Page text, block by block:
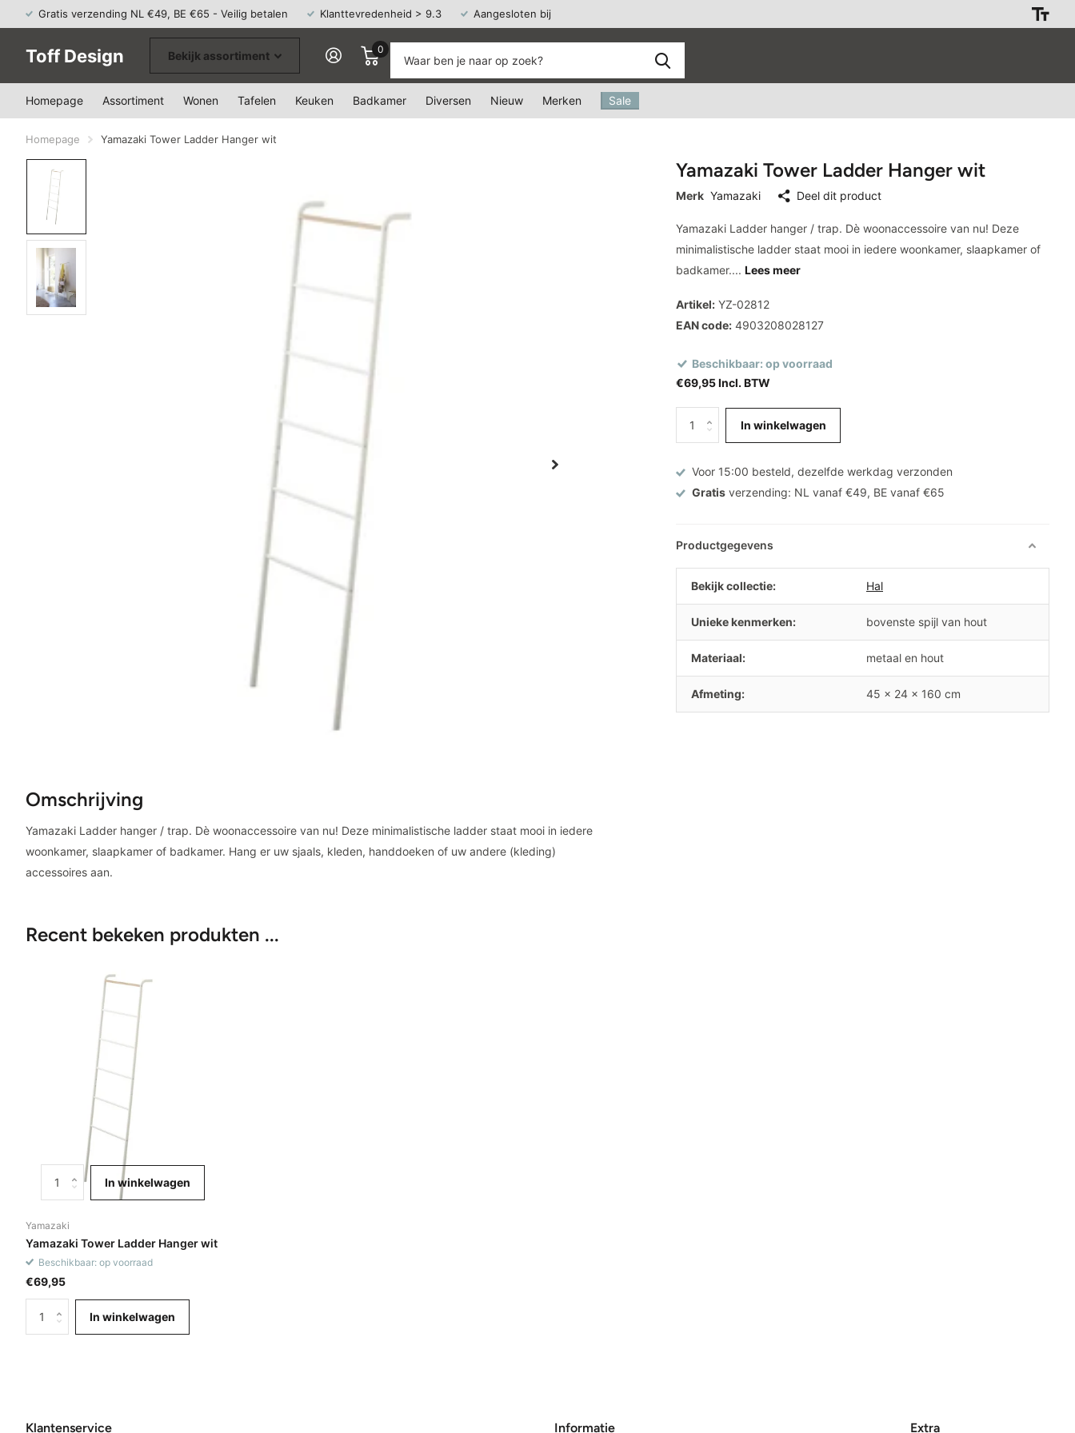
Gratis verzending NL €49, BE €65 - Veilig betalen Klanttevredenheid > 9.3 Aangesloten bij
Webshop Keurmerk
Toff Design Bekijk assortiment 0
Homepage Assortiment Wonen Tafelen Keuken Badkamer Diversen Nieuw Merken Sale
Homepage Yamazaki Tower Ladder Hanger wit
Omschrijving
Yamazaki Ladder hanger / trap. Dè woonaccessoire van nu! Deze minimalistische ladder staat mooi in iedere
woonkamer, slaapkamer of badkamer. Hang er uw sjaals, kleden, handdoeken of uw andere (kleding)
accessoires aan.
Yamazaki Tower Ladder Hanger wit
Merk Yamazaki Deel dit product
Yamazaki Ladder hanger / trap. Dè woonaccessoire van nu! Deze
minimalistische ladder staat mooi in iedere woonkamer, slaapkamer of
badkamer.... Lees meer
Artikel: YZ-02812
EAN code: 4903208028127
Beschikbaar: op voorraad
€69,95 Incl. BTW
In winkelwagen
Voor 15:00 besteld, dezelfde werkdag verzonden
Gratis verzending: NL vanaf €49, BE vanaf €65
Productgegevens
Bekijk collectie: Hal
Unieke kenmerken: bovenste spijl van hout
Materiaal: metaal en hout
Afmeting: 45 x 24 x 160 cm
Recent bekeken produkten ...
In winkelwagen
Yamazaki
Yamazaki Tower Ladder Hanger wit
Beschikbaar: op voorraad
€69,95
In winkelwagen
Klantenservice Informatie Extra